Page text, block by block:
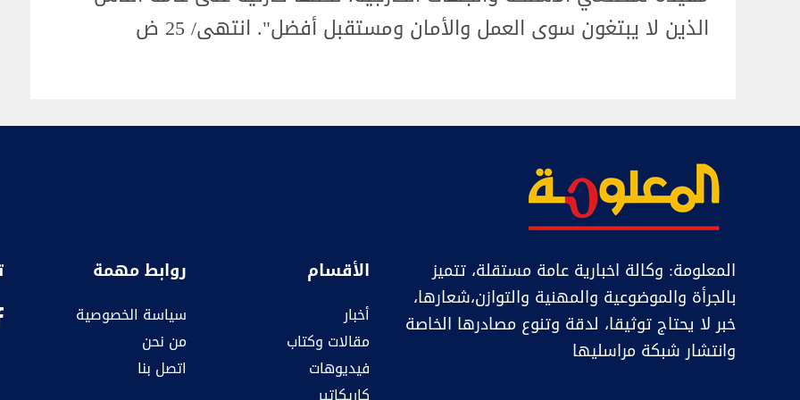
الذين لا يبتغون سوى العمل والأمان ومستقبل أفضل". انتهى/ 25 ض
المعلومة: وكالة اخبارية عامة مستقلة، تتميز
بالجرأة والموضوعية والمهنية والتوازن،شعارها،
خبر ﻻ يحتاج توثيقا، لدقة وتنوع مصادرها الخاصة
وانتشار شبكة مراسليها
الأقسام
أخبار
مقالات وكتاب
فيديوهات
روابط مهمة
سياسة الخصوصية
من نحن
اتصل بنا